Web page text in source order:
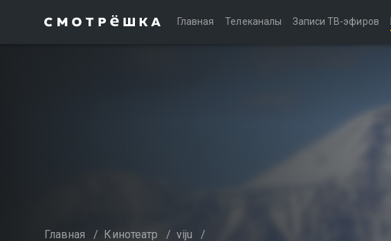
Главная Телеканалы Записи ТВ-эфиров
Главная / Кинотеатр / viju /